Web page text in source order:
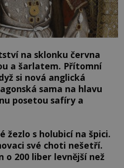
na sklonku června
a šarlatem. Přítomní
si nová anglická
sama na hlavu
posetou safíry a
žezlo s holubicí na špici.
své choti nešetří.
o 200 liber levnější než